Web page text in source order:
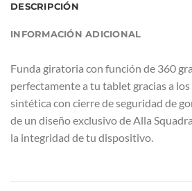
DESCRIPCIÓN
INFORMACIÓN ADICIONAL
Funda giratoria con función de 360
perfectamente a tu tablet gracias a los
sintética con cierre de seguridad de
de un diseño exclusivo de Alla
la integridad de tu dispositivo.